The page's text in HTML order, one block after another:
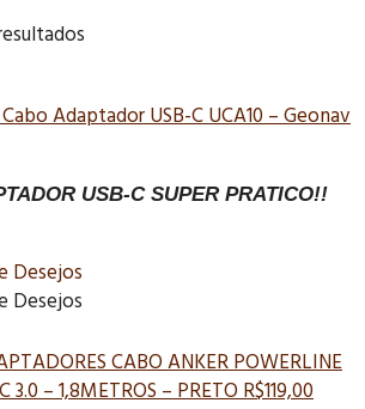
Cabo Adaptador USB-C UCA10 – Geonav
USB-C SUPER PRATICO!!
Desejos
Desejos
CABO ANKER POWERLINE
3.0 – 1,8METROS – PRETOR$119,00